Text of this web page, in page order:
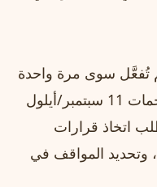
تُفعَّل سوى مرة واحدة
في تاريخ الحلف كله: ردا على هجمات 11 سبتمبر/أيلول
اتخاذ قرارات
وتحديد المواقف في